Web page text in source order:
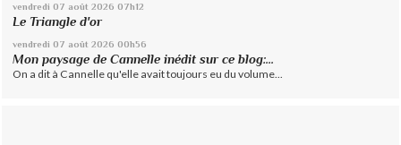
vendredi 07 août 2026 07h12
Le Triangle d'or
vendredi 07 août 2026 00h56
Mon paysage de Cannelle inédit sur ce blog:...
On a dit à Cannelle qu'elle avait toujours eu du volume...